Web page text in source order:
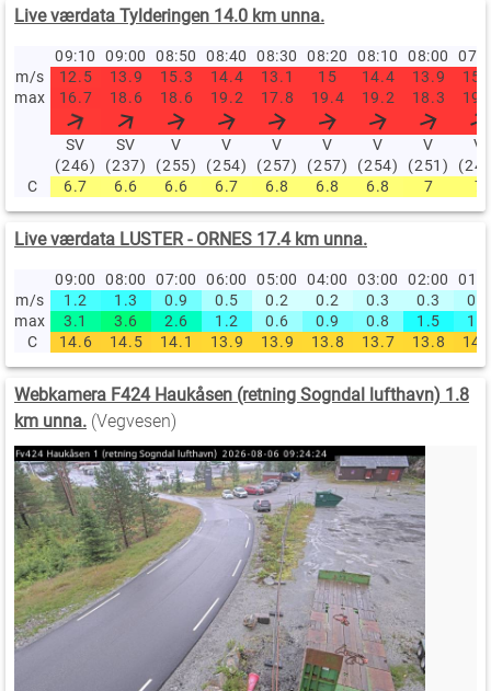
Live værdata Tylderingen 14.0 km unna.
09:10 09:00 08:50 08:40 08:30 08:20 08:10 08:00
m/s
12.5 13.9 15.3 14.4 13.1 15 14.4 13.9
max
16.7 18.6 18.6 19.2 17.8 19.4 19.2 18.3
SV
(246)
SV
(237)
V
(255)
V
(254)
V
(257)
V
(257)
V
(254)
V
(251)
V
C
6.7 6.6 6.6 6.7 6.8 6.8 6.8 7 7
Live værdata LUSTER - ORNES 17.4 km unna.
09:00 08:00 07:00 06:00 05:00 04:00 03:00 02:00
m/s
1.2 1.3 0.9 0.5 0.2 0.2 0.3 0.3
0.4
max
3.1 3.6 2.6 1.2 0.6 0.9 0.8 1.5
1.3
C
14.6 14.5 14.1 13.9 13.9 13.8 13.7 13.8
Webkamera F424 Haukåsen (retning Sogndal lufthavn) 1.8
km unna. (Vegvesen)